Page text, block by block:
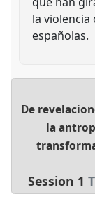
la
españolas.
De
la
Session 1